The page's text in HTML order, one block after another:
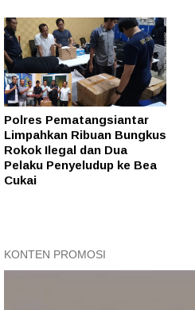
Polres Pematangsiantar
Limpahkan Ribuan Bungkus
Rokok Ilegal dan Dua
Pelaku Penyeludup ke Bea
Cukai